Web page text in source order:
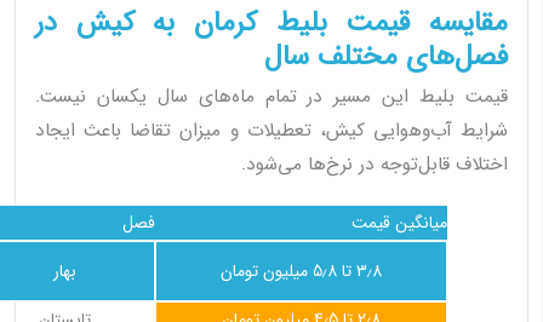
مقایسه قیمت بلیط کرمان به کیش در
فصل‌های مختلف سال
قیمت بلیط این مسیر در تمام ماه‌های سال یکسان نیست.
شرایط آب‌وهوایی کیش، تعطیلات و میزان تقاضا باعث ایجاد
اختلاف قابل‌توجه در نرخ‌ها می‌شود.
فصل
میانگین قیمت
بهار
3٫8 تا 5٫8 میلیون تومان